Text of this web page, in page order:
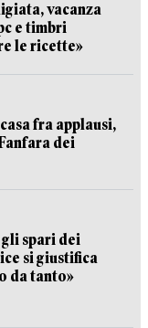
vacanza
e timbri
le ricette»
fra applausi,
dei
gli spari dei
si giustifica
da tanto»